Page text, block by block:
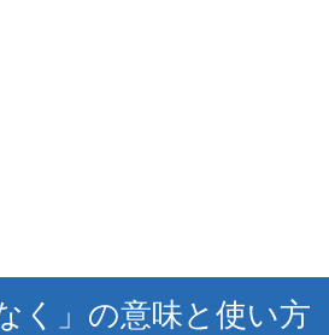
く」の意味と使い方